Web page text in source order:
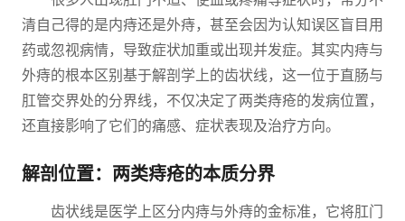
清自己得的是内痔还是外痔，甚至会因为认知误区盲目用
药或忽视病情，导致症状加重或出现并发症。其实内痔与
外痔的根本区别基于解剖学上的齿状线，这一位于直肠与
肛管交界处的分界线，不仅决定了两类痔疮的发病位置，
还直接影响了它们的痛感、症状表现及治疗方向。
解剖位置：两类痔疮的本质分界
齿状线是医学上区分内痔与外痔的金标准，它将肛门